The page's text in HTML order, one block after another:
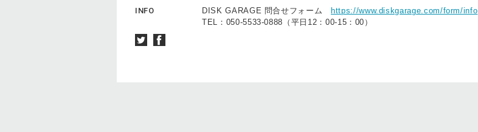
INFO
DISK GARAGE 問合せフォーム https://www.diskgarage.com/form/info
TEL：050-5533-0888（平日12：00-15：00）